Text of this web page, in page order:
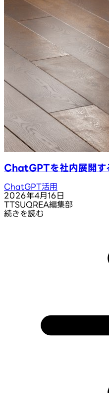
ChatGPTを社内展開す
ChatGPT活用
2026年4月16日
TTSUQREA編集部
続きを読む